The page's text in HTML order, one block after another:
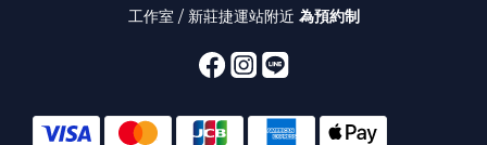
工作室 / 新莊捷運站附近 為預約制